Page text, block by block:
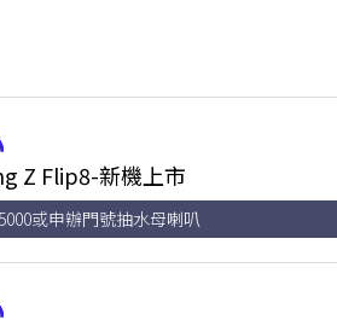
Z Flip8-新機上市
或申辦門號抽水母喇叭